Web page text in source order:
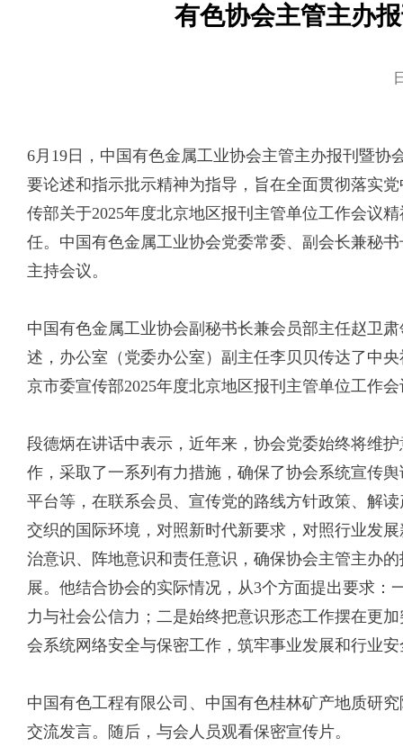
有色协会主管主办
6月19日，中国有色金属工业协会主管主办报刊暨
要论述和指示批示精神为指导，旨在全面贯彻落实
传部关于2025年度北京地区报刊主管单位工作会议
任。中国有色金属工业协会党委常委、副会长兼秘
主持会议。
中国有色金属工业协会副秘书长兼会员部主任赵卫
述，办公室（党委办公室）副主任李贝贝传达了中
京市委宣传部2025年度北京地区报刊主管单位工作
段德炳在讲话中表示，近年来，协会党委始终将维
作，采取了一系列有力措施，确保了协会系统宣传
平台等，在联系会员、宣传党的路线方针政策、解
交织的国际环境，对照新时代新要求，对照行业发
治意识、阵地意识和责任意识，确保协会主管主办
展。他结合协会的实际情况，从3个方面提出要求
力与社会公信力；二是始终把意识形态工作摆在更
会系统网络安全与保密工作，筑牢事业发展和行业
中国有色工程有限公司、中国有色桂林矿产地质研
交流发言。随后，与会人员观看保密宣传片。